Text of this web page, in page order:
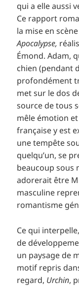
qui a elle aussi
Ce rapport
la mise en
Apocalypse,
Émond. Adam,
chien (pendant
profondément
met sur le dos
source de tous
mêle émotion
française y est
une tempête
quelqu’un, se
beaucoup sous
adorerait être
masculine
romantisme
Ce qui
de
un paysage de
motif repris
regard, Urchin,